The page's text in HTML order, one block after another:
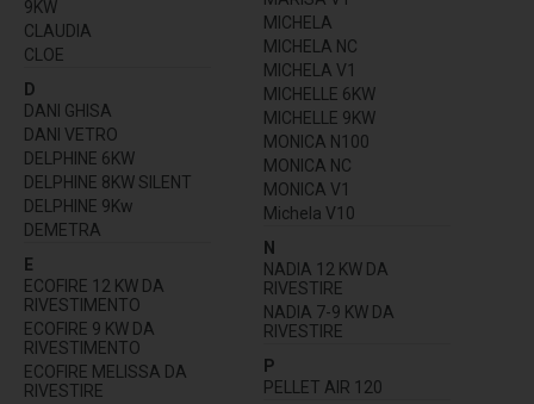
9KW
CLAUDIA
CLOE
D
DANI GHISA
DANI VETRO
DELPHINE 6KW
DELPHINE 8KW SILENT
DELPHINE 9Kw
DEMETRA
E
ECOFIRE 12 KW DA
RIVESTIMENTO
ECOFIRE 9 KW DA
RIVESTIMENTO
ECOFIRE MELISSA DA
RIVESTIRE
MICHELA
MICHELA NC
MICHELA V1
MICHELLE 6KW
MICHELLE 9KW
MONICA N100
MONICA NC
MONICA V1
Michela V10
N
NADIA 12 KW DA
RIVESTIRE
NADIA 7-9 KW DA
RIVESTIRE
P
PELLET AIR 120